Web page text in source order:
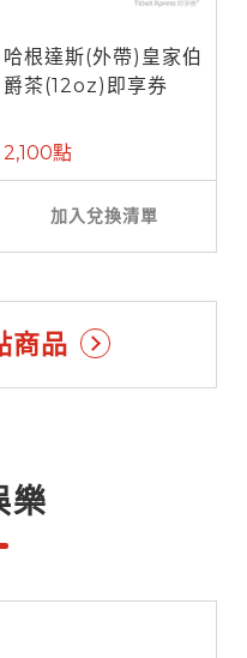
哈根達斯(外帶)皇家伯
爵茶(12oz)即享券
2,100點
加入兌換清單
商品
樂